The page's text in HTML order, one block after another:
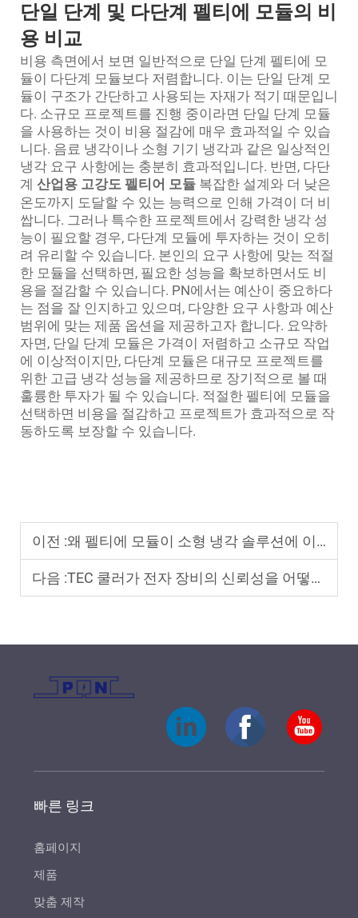
단일 단계 및 다단계 펠티에 모듈의 비
용 비교
비용 측면에서 보면 일반적으로 단일 단계 펠티에 모
듈이 다단계 모듈보다 저렴합니다. 이는 단일 단계 모
듈이 구조가 간단하고 사용되는 자재가 적기 때문입니
다. 소규모 프로젝트를 진행 중이라면 단일 단계 모듈
을 사용하는 것이 비용 절감에 매우 효과적일 수 있습
니다. 음료 냉각이나 소형 기기 냉각과 같은 일상적인
냉각 요구 사항에는 충분히 효과적입니다. 반면, 다단
계 산업용 고강도 펠티어 모듈 복잡한 설계와 더 낮은
온도까지 도달할 수 있는 능력으로 인해 가격이 더 비
쌉니다. 그러나 특수한 프로젝트에서 강력한 냉각 성
능이 필요할 경우, 다단계 모듈에 투자하는 것이 오히
려 유리할 수 있습니다. 본인의 요구 사항에 맞는 적절
한 모듈을 선택하면, 필요한 성능을 확보하면서도 비
용을 절감할 수 있습니다. PN에서는 예산이 중요하다
는 점을 잘 인지하고 있으며, 다양한 요구 사항과 예산
범위에 맞는 제품 옵션을 제공하고자 합니다. 요약하
자면, 단일 단계 모듈은 가격이 저렴하고 소규모 작업
에 이상적이지만, 다단계 모듈은 대규모 프로젝트를
위한 고급 냉각 성능을 제공하므로 장기적으로 볼 때
훌륭한 투자가 될 수 있습니다. 적절한 펠티에 모듈을
선택하면 비용을 절감하고 프로젝트가 효과적으로 작
동하도록 보장할 수 있습니다.
이전 :왜 펠티에 모듈이 소형 냉각 솔루션에 이상적인가
다음 :TEC 쿨러가 전자 장비의 신뢰성을 어떻게 향상시키는가
빠른 링크
홈페이지
제품
맞춤 제작